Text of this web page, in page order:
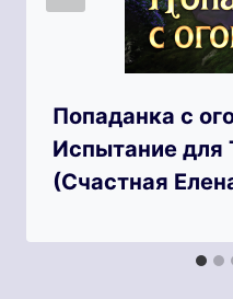
Попаданка с
Испытание для
(Счастная